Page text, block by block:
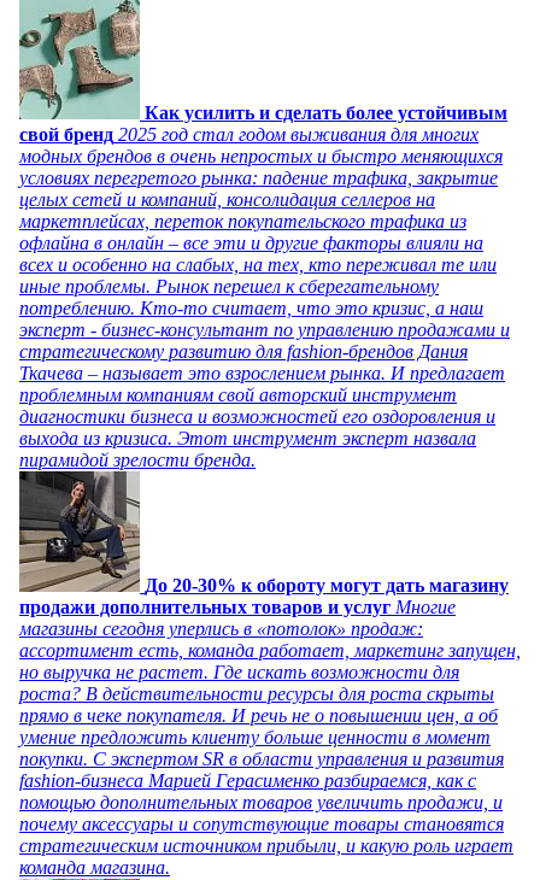
Как усилить и сделать более устойчивым
свой бренд 2025 год стал годом выживания для многих
модных брендов в очень непростых и быстро меняющихся
условиях перегретого рынка: падение трафика, закрытие
целых сетей и компаний, консолидация селлеров на
маркетплейсах, переток покупательского трафика из
офлайна в онлайн – все эти и другие факторы влияли на
всех и особенно на слабых, на тех, кто переживал те или
иные проблемы. Рынок перешел к сберегательному
потреблению. Кто-то считает, что это кризис, а наш
эксперт - бизнес-консультант по управлению продажами и
стратегическому развитию для fashion-брендов Дания
Ткачева – называет это взрослением рынка. И предлагает
проблемным компаниям свой авторский инструмент
диагностики бизнеса и возможностей его оздоровления и
выхода из кризиса. Этот инструмент эксперт назвала
пирамидой зрелости бренда.
До 20-30% к обороту могут дать магазину
продажи дополнительных товаров и услуг Многие
магазины сегодня уперлись в «потолок» продаж:
ассортимент есть, команда работает, маркетинг запущен,
но выручка не растет. Где искать возможности для
роста? В действительности ресурсы для роста скрыты
прямо в чеке покупателя. И речь не о повышении цен, а об
умение предложить клиенту больше ценности в момент
покупки. С экспертом SR в области управления и развития
fashion-бизнеса Марией Герасименко разбираемся, как с
помощью дополнительных товаров увеличить продажи, и
почему аксессуары и сопутствующие товары становятся
стратегическим источником прибыли, и какую роль играет
команда магазина.